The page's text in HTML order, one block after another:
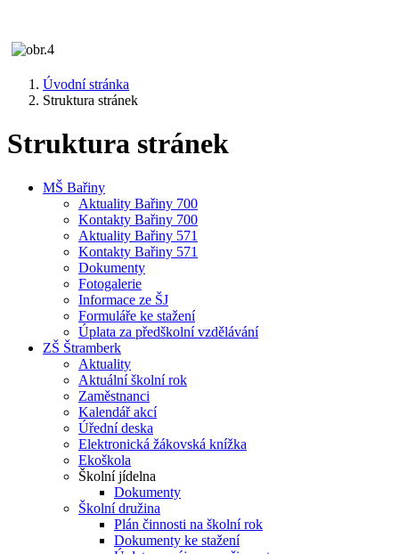
Úvodní stránka
Struktura stránek
Struktura stránek
MŠ Bařiny
Aktuality Bařiny 700
Kontakty Bařiny 700
Aktuality Bařiny 571
Kontakty Bařiny 571
Dokumenty
Fotogalerie
Informace ze ŠJ
Formuláře ke stažení
Úplata za předškolní vzdělávání
ZŠ Štramberk
Aktuality
Aktuální školní rok
Zaměstnanci
Kalendář akcí
Úřední deska
Elektronická žákovská knížka
Ekoškola
Školní jídelna
Dokumenty
Školní družina
Plán činnosti na školní rok
Dokumenty ke stažení